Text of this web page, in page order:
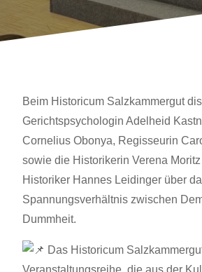
Beim Historicum Salzkammergut
Gerichtspsychologin Adelheid
Cornelius Obonya, Regisseurin
sowie die Historikerin Verena
Historiker Hannes Leidinger über
Spannungsverhältnis zwischen
Dummheit.
Das Historicum
Veranstaltungsreihe, die aus der